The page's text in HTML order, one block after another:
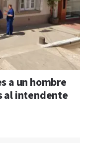
a un hombre
al intendente